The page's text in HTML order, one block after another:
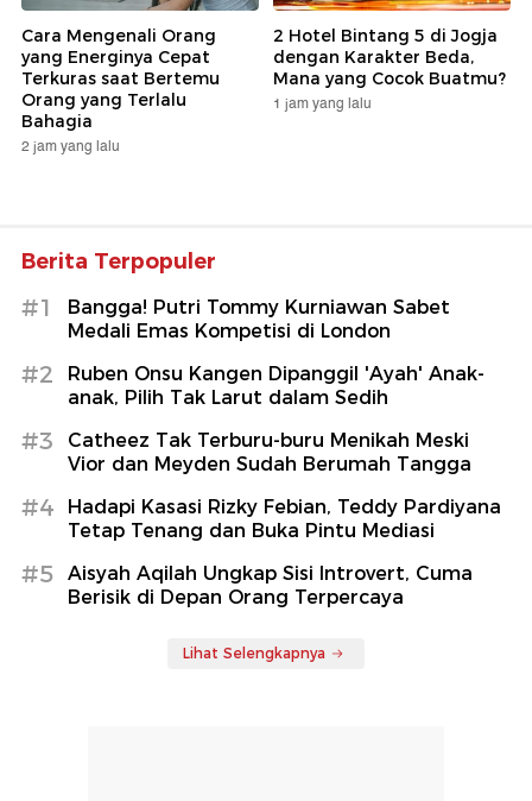
Cara Mengenali Orang
yang Energinya Cepat
Terkuras saat Bertemu
Orang yang Terlalu
Bahagia
2 jam yang lalu
2 Hotel Bintang 5 di Jogja
dengan Karakter Beda,
Mana yang Cocok Buatmu?
1 jam yang lalu
Berita Terpopuler
#1
Bangga! Putri Tommy Kurniawan Sabet
Medali Emas Kompetisi di London
#2
Ruben Onsu Kangen Dipanggil 'Ayah' Anak-
anak, Pilih Tak Larut dalam Sedih
#3
Catheez Tak Terburu-buru Menikah Meski
Vior dan Meyden Sudah Berumah Tangga
#4
Hadapi Kasasi Rizky Febian, Teddy Pardiyana
Tetap Tenang dan Buka Pintu Mediasi
#5
Aisyah Aqilah Ungkap Sisi Introvert, Cuma
Berisik di Depan Orang Terpercaya
Lihat Selengkapnya